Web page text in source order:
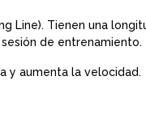
Line). Tienen una
de entrenamiento.
y aumenta la velocidad.